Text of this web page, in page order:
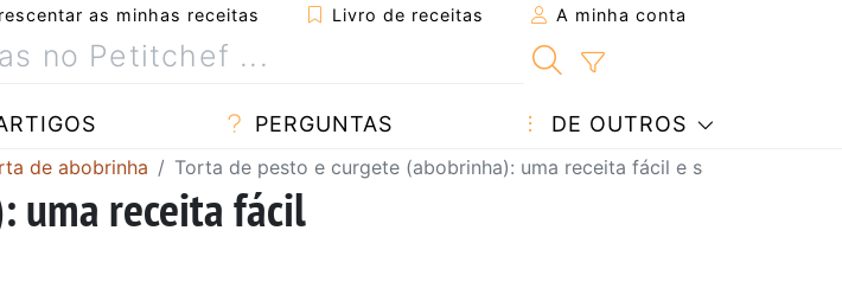
as minhas receitas Livro de receitas A minha conta
PERGUNTAS DE OUTROS
de abobrinha Torta de pesto e curgete (abobrinha): uma receita fácil e saborosa
uma receita fácil